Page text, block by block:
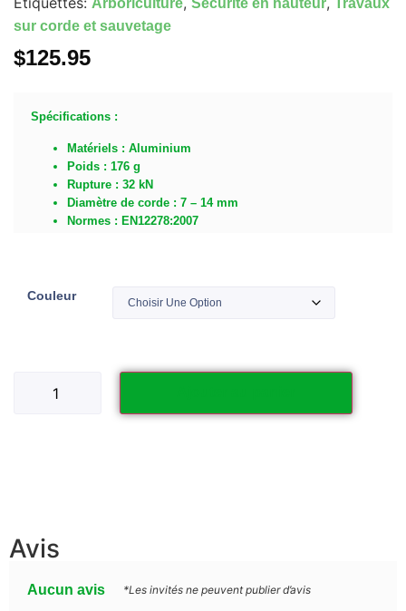
Arboriculture Sécurité en hauteur
Travaux
sur corde et sauvetage
$125.95
Spécifications :
Matériels : Aluminium
Poids : 176 g
Rupture : 32 kN
Diamètre de corde : 7 – 14 mm
Normes : EN12278:2007
Couleur
Avis
Aucun avis *Les invités ne peuvent publier d’avis